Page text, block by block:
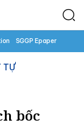
SGGP Epaper
TỰ
bốc